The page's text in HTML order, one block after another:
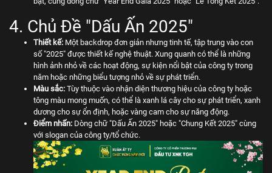
4. Chủ Đề "Dấu Ấn 2025"
Thiết kế: Một backdrop đơn giản nhưng tinh tế, tập trung vào con
số "2025" được thiết kế nghệ thuật. Xung quanh có thể là những
hình ảnh nhỏ về các hoạt động, sự kiện nổi bật của công ty trong
năm hoặc những biểu tượng nhỏ về sự phát triển.
Màu sắc: Tùy thuộc vào nhận diện thương hiệu của công ty hoặc
tông màu mong muốn, có thể là xanh lá cây cho sự phát triển, xanh
dương cho sự ổn định, hoặc vàng cam cho sự năng động.
Điểm nhấn: Dòng chữ "Dấu Ấn 2025" hoặc "Chung Kết 2025" cùng
với slogan của công ty/tổ chức.